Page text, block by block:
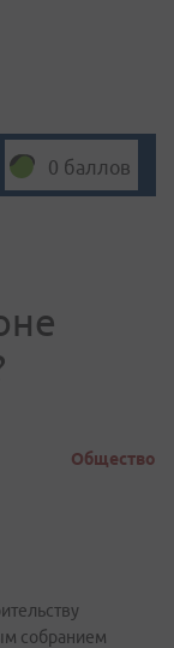
0 баллов
Общество
собранием